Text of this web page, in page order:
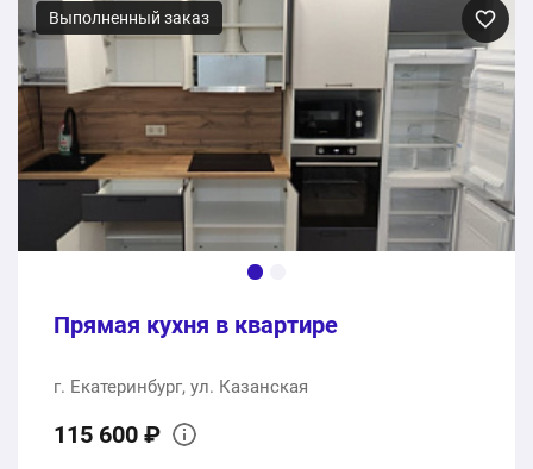
1 шт. 278930 ₽
Столешница HPL
1 шт. 100470 ₽
Сборка кухонного гарнитура, доставка
Общая стоимость: 416800 ₽
Выполненный заказ
Прямая кухня в квартире
г. Екатеринбург, ул. Казанская
115 600 ₽